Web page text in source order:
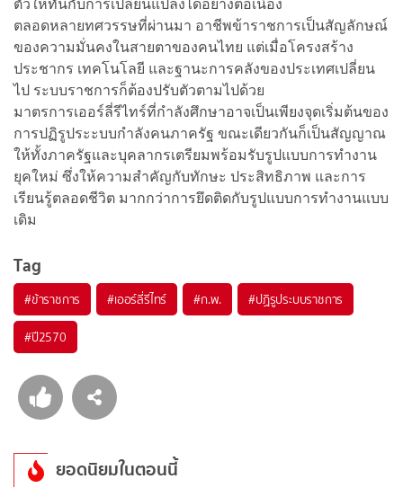
ตัวให้ทันกับการเปลี่ยนแปลงได้อย่างต่อเนื่อง
ตลอดหลายทศวรรษที่ผ่านมา อาชีพข้าราชการเป็นสัญลักษณ์
ของความมั่นคงในสายตาของคนไทย แต่เมื่อโครงสร้าง
ประชากร เทคโนโลยี และฐานะการคลังของประเทศเปลี่ยน
ไป ระบบราชการก็ต้องปรับตัวตามไปด้วย
มาตรการเออร์ลี่รีไทร์ที่กำลังศึกษาอาจเป็นเพียงจุดเริ่มต้นของ
การปฏิรูประะบบกำลังคนภาครัฐ ขณะเดียวกันก็เป็นสัญญาณ
ให้ทั้งภาครัฐและบุคลากรเตรียมพร้อมรับรูปแบบการทำงาน
ยุคใหม่ ซึ่งให้ความสำคัญกับทักษะ ประสิทธิภาพ และการ
เรียนรู้ตลอดชีวิต มากกว่าการยึดติดกับรูปแบบการทำงานแบบ
เดิม
Tag
#ข้าราชการ #เออร์ลี่รีไทร์ #ก.พ. #ปฏิรูประบบราชการ
#ปี2570
ยอดนิยมในตอนนี้